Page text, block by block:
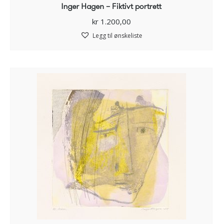
Inger Hagen – Fiktivt portrett
kr1.200,00
Legg til ønskeliste